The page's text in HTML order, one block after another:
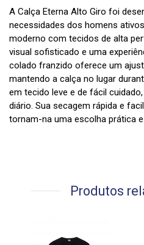
A Calça Eterna Alto Giro foi
necessidades dos homens
moderno com tecidos de alta
visual sofisticado e uma
colado franzido oferece um
mantendo a calça no lugar
em tecido leve e de fácil
diário. Sua secagem rápida e
tornam-na uma escolha prática
Produtos